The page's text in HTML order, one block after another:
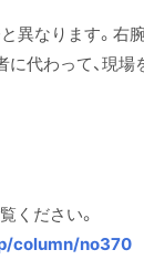
異なります。右
に代わって、現
ください。
column/no370